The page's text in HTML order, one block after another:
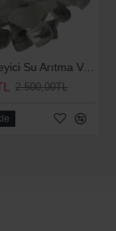
Kireç Önleyici Su Arıtma Ve Yumuşatma Silifoz Polifosfat 2,5 Kg
2.500,00TL